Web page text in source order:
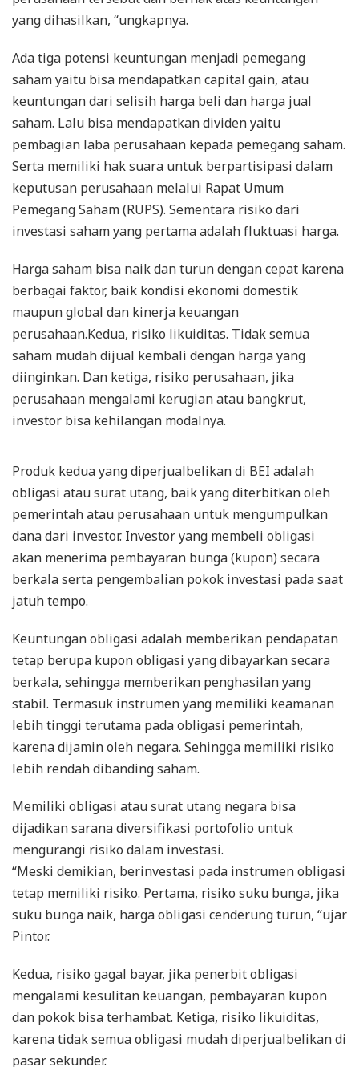
yang dihasilkan, “ungkapnya.
Ada tiga potensi keuntungan menjadi pemegang
saham yaitu bisa mendapatkan capital gain, atau
keuntungan dari selisih harga beli dan harga jual
saham. Lalu bisa mendapatkan dividen yaitu
pembagian laba perusahaan kepada pemegang saham.
Serta memiliki hak suara untuk berpartisipasi dalam
keputusan perusahaan melalui Rapat Umum
Pemegang Saham (RUPS). Sementara risiko dari
investasi saham yang pertama adalah fluktuasi harga.
Harga saham bisa naik dan turun dengan cepat karena
berbagai faktor, baik kondisi ekonomi domestik
maupun global dan kinerja keuangan
perusahaan.Kedua, risiko likuiditas. Tidak semua
saham mudah dijual kembali dengan harga yang
diinginkan. Dan ketiga, risiko perusahaan, jika
perusahaan mengalami kerugian atau bangkrut,
investor bisa kehilangan modalnya.
Produk kedua yang diperjualbelikan di BEI adalah
obligasi atau surat utang, baik yang diterbitkan oleh
pemerintah atau perusahaan untuk mengumpulkan
dana dari investor. Investor yang membeli obligasi
akan menerima pembayaran bunga (kupon) secara
berkala serta pengembalian pokok investasi pada saat
jatuh tempo.
Keuntungan obligasi adalah memberikan pendapatan
tetap berupa kupon obligasi yang dibayarkan secara
berkala, sehingga memberikan penghasilan yang
stabil. Termasuk instrumen yang memiliki keamanan
lebih tinggi terutama pada obligasi pemerintah,
karena dijamin oleh negara. Sehingga memiliki risiko
lebih rendah dibanding saham.
Memiliki obligasi atau surat utang negara bisa
dijadikan sarana diversifikasi portofolio untuk
mengurangi risiko dalam investasi.
“Meski demikian, berinvestasi pada instrumen obligasi
tetap memiliki risiko. Pertama, risiko suku bunga, jika
suku bunga naik, harga obligasi cenderung turun, “ujar
Pintor.
Kedua, risiko gagal bayar, jika penerbit obligasi
mengalami kesulitan keuangan, pembayaran kupon
dan pokok bisa terhambat. Ketiga, risiko likuiditas,
karena tidak semua obligasi mudah diperjualbelikan di
pasar sekunder.